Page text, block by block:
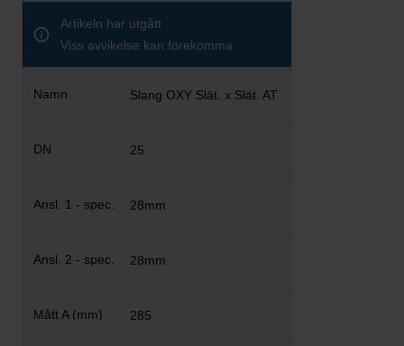
Artikeln har utgått
Viss avvikelse kan förekomma
Slang OXY Slät. x Slät. AT
25
28mm
28mm
285